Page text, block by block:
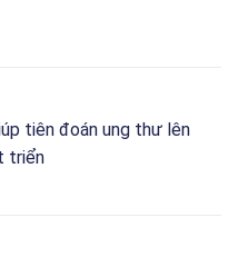
tiên đoán ung thư lên
triển